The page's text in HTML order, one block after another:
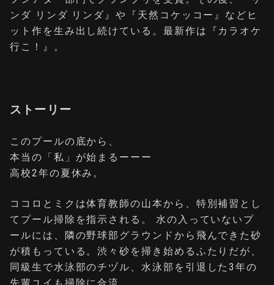
ンダ リンダ リンダ』や『天然コケッコー』などヒ
ット作を生み出し続けている。最新作は『カラオケ
行こ！』。
ストーリー
このプールの底から、
本当の「私」が始まるーーー
高校2年の夏休み。
ココロとミクは体育教師の山本から、特別補習とし
てプール掃除を指示される。 水の入っていないプ
ールには、隣の野球部グラウンドから飛んできた砂
が積もっている。渋々砂を掃き始めるふたりだが、
同級生で水泳部のチヅル、水泳部を引退した3年の